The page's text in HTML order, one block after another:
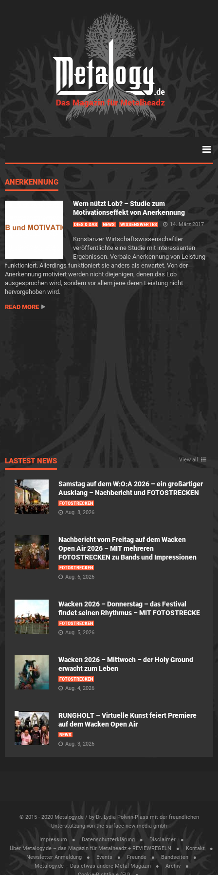
ANERKENNUNG
Wem nützt Lob? – Studie zum
Motivationseffekt von Anerkennung
DIES & DAS NEWS WISSENSWERTES 14. März 2017
Konstanzer Wirtschaftswissenschaftler
veröffentlichte eine Studie mit interessanten
Ergebnissen. Verbale Anerkennung von Leistung
funktioniert. Allerdings funktioniert sie anders als erwartet. Von der
Anerkennung motiviert werden nicht diejenigen, denen das Lob
ausgesprochen wird, sondern vor allem jene deren Leistung nicht
hervorgehoben wird.
READ MORE
LASTEST NEWS View all
Samstag auf dem W:O:A 2026 – ein großartiger
Ausklang – Nachbericht und FOTOSTRECKEN
FOTOSTRECKEN
Aug. 8, 2026
Nachbericht vom Freitag auf dem Wacken
Open Air 2026 – MIT mehreren
FOTOSTRECKEN zu Bands und Impressionen
FOTOSTRECKEN
Aug. 6, 2026
Wacken 2026 – Donnerstag – das Festival
findet seinen Rhythmus – MIT FOTOSTRECKE
FOTOSTRECKEN
Aug. 5, 2026
Wacken 2026 – Mittwoch – der Holy Ground
erwacht zum Leben
FOTOSTRECKEN
Aug. 4, 2026
RUNGHOLT – Virtuelle Kunst feiert Premiere
auf dem Wacken Open Air
NEWS
Aug. 3, 2026
© 2015 - 2020 Metalogy.de / by Dr. Lydia Polwin-Plass mit der freundlichen
Unterstützung von the surface new media gmbh
Impressum Datenschutzerklärung
Disclaimer
Über Metalogy.de – das Magazin für Metalheadz + REVIEWREGELN
Kontakt
Newsletter Anmeldung
Events Freunde
Bandseiten
Metalogy.de – Das etwas andere Metal Magazin
Archiv